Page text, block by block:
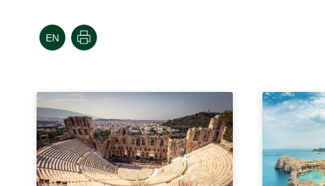
הדפסה